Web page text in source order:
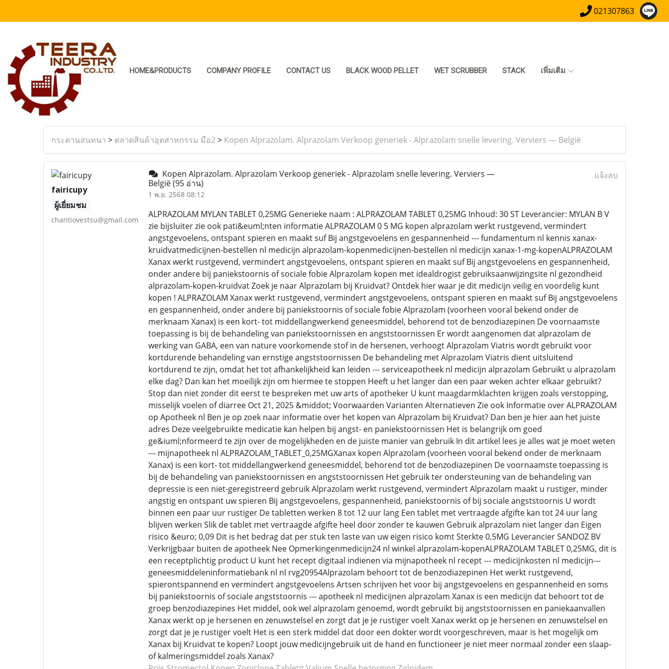
021307863
HOME&PRODUCTS COMPANY PROFILE CONTACT US BLACK WOOD PELLET WET SCRUBBER STACK เพิ่มเติม
กระดานสนทนา > ตลาดสินค้าอุตสาหกรรม มือ2> Kopen Alprazolam. Alprazolam Verkoop generiek - Alprazolam snelle levering. Verviers — België
fairicupy
ผู้เยี่ยมชม
chantiovestsu@gmail.com
Kopen Alprazolam. Alprazolam Verkoop generiek - Alprazolam snelle levering. Verviers —
België(95 อ่าน)
1 พ.ย. 2568 08:12
แจ้งลบ
ALPRAZOLAM MYLAN TABLET 0,25MG Generieke naam : ALPRAZOLAM TABLET 0,25MG Inhoud: 30 ST Leverancier: MYLAN B V
zie bijsluiter zie ook pati&euml;nten informatie ALPRAZOLAM 0 5 MG kopen alprazolam werkt rustgevend, vermindert
angstgevoelens, ontspant spieren en maakt suf Bij angstgevoelens en gespannenheid --- fundamentum nl kennis xanax-
kruidvatmedicijnen-bestellen nl medicijn alprazolam-kopenmedicijnen-bestellen nl medicijn xanax-1-mg-kopenALPRAZOLAM
Xanax werkt rustgevend, vermindert angstgevoelens, ontspant spieren en maakt suf Bij angstgevoelens en gespannenheid,
onder andere bij paniekstoornis of sociale fobie Alprazolam kopen met idealdrogist gebruiksaanwijzingsite nl gezondheid
alprazolam-kopen-kruidvat Zoek je naar Alprazolam bij Kruidvat? Ontdek hier waar je dit medicijn veilig en voordelig kunt
kopen ! ALPRAZOLAM Xanax werkt rustgevend, vermindert angstgevoelens, ontspant spieren en maakt suf Bij angstgevoelens
en gespannenheid, onder andere bij paniekstoornis of sociale fobie Alprazolam (voorheen vooral bekend onder de
merknaam Xanax) is een kort- tot middellangwerkend geneesmiddel, behorend tot de benzodiazepinen De voornaamste
toepassing is bij de behandeling van paniekstoornissen en angststoornissen Er wordt aangenomen dat alprazolam de
werking van GABA, een van nature voorkomende stof in de hersenen, verhoogt Alprazolam Viatris wordt gebruikt voor
kortdurende behandeling van ernstige angststoornissen De behandeling met Alprazolam Viatris dient uitsluitend
kortdurend te zijn, omdat het tot afhankelijkheid kan leiden --- serviceapotheek nl medicijn alprazolam Gebruikt u alprazolam
elke dag? Dan kan het moeilijk zijn om hiermee te stoppen Heeft u het langer dan een paar weken achter elkaar gebruikt?
Stop dan niet zonder dit eerst te bespreken met uw arts of apotheker U kunt maagdarmklachten krijgen zoals verstopping,
misselijk voelen of diarree Oct 21, 2025 &middot; Voorwaarden Varianten Alternatieven Zie ook Informatie over ALPRAZOLAM
op Apotheek nl Ben je op zoek naar informatie over het kopen van Alprazolam bij Kruidvat? Dan ben je hier aan het juiste
adres Deze veelgebruikte medicatie kan helpen bij angst- en paniekstoornissen Het is belangrijk om goed
ge&iuml;nformeerd te zijn over de mogelijkheden en de juiste manier van gebruik In dit artikel lees je alles wat je moet weten
--- mijnapotheek nl ALPRAZOLAM_TABLET_0,25MGXanax kopen Alprazolam (voorheen vooral bekend onder de merknaam
Xanax) is een kort- tot middellangwerkend geneesmiddel, behorend tot de benzodiazepinen De voornaamste toepassing is
bij de behandeling van paniekstoornissen en angststoornissen Het gebruik ter ondersteuning van de behandeling van
depressie is een niet-geregistreerd gebruik Alprazolam werkt rustgevend, vermindert Alprazolam maakt u rustiger, minder
angstig en ontspant uw spieren Bij angstgevoelens, gespannenheid, paniekstoornis of bij sociale angststoornis U wordt
binnen een paar uur rustiger De tabletten werken 8 tot 12 uur lang Een tablet met vertraagde afgifte kan tot 24 uur lang
blijven werken Slik de tablet met vertraagde afgifte heel door zonder te kauwen Gebruik alprazolam niet langer dan Eigen
risico &euro; 0,09 Dit is het bedrag dat per stuk ten laste van uw eigen risico komt Sterkte 0,5MG Leverancier SANDOZ BV
Verkrijgbaar buiten de apotheek Nee Opmerkingenmedicijn24 nl winkel alprazolam-kopenALPRAZOLAM TABLET 0,25MG, dit is
een receptplichtig product U kunt het recept digitaal indienen via mijnapotheek nl recept --- medicijnkosten nl medicijn---
geneesmiddeleninformatiebank nl nl rvg20954Alprazolam behoort tot de benzodiazepinen Het werkt rustgevend,
spierontspannend en vermindert angstgevoelens Artsen schrijven het voor bij angstgevoelens en gespannenheid en soms
bij paniekstoornis of sociale angststoornis --- apotheek nl medicijnen alprazolam Xanax is een medicijn dat behoort tot de
groep benzodiazepines Het middel, ook wel alprazolam genoemd, wordt gebruikt bij angststoornissen en paniekaanvallen
Xanax werkt op je hersenen en zenuwstelsel en zorgt dat je je rustiger voelt Xanax werkt op je hersenen en zenuwstelsel en
zorgt dat je je rustiger voelt Het is een sterk middel dat door een dokter wordt voorgeschreven, maar is het mogelijk om
Xanax bij Kruidvat te kopen? Loopt jouw medicijngebruik uit de hand en functioneer je niet meer normaal zonder een slaap-
of kalmeringsmiddel zoals Xanax?